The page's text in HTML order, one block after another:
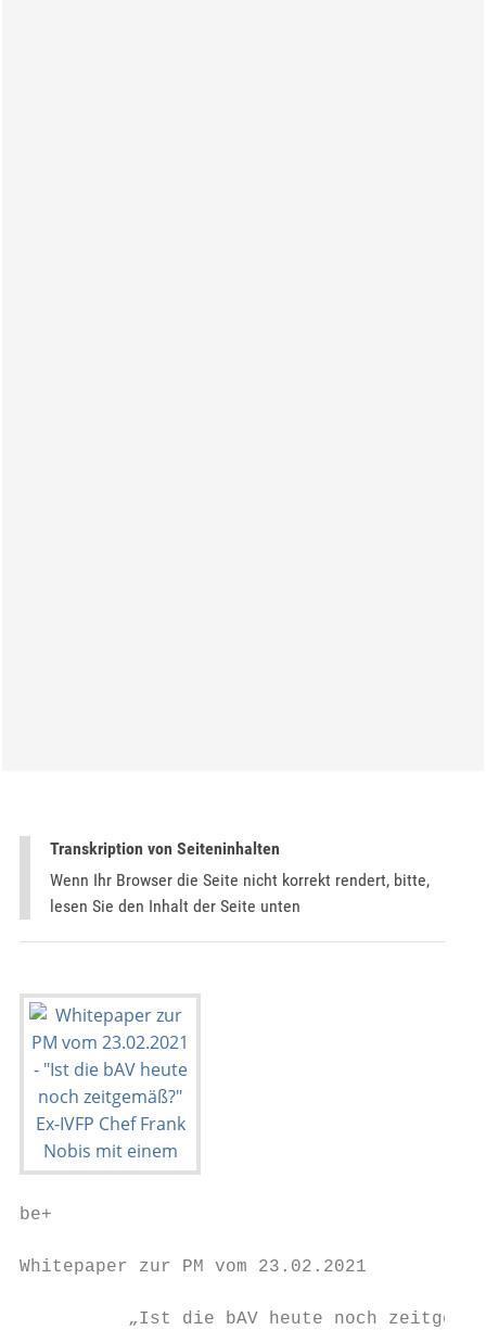
Transkription von Seiteninhalten
Wenn Ihr Browser die Seite nicht korrekt rendert, bitte,
lesen Sie den Inhalt der Seite unten
be+
Whitepaper zur PM vom 23.02.2021
„Ist die bAV heute noch